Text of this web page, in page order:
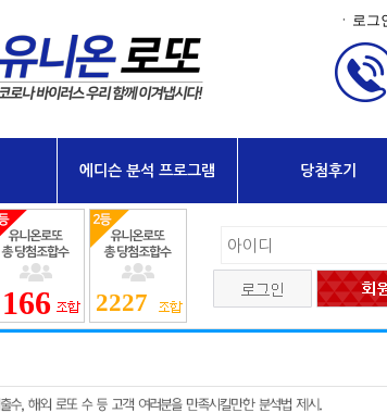
· 로그
에디슨 분석 프로그램 당첨후기
166 2227